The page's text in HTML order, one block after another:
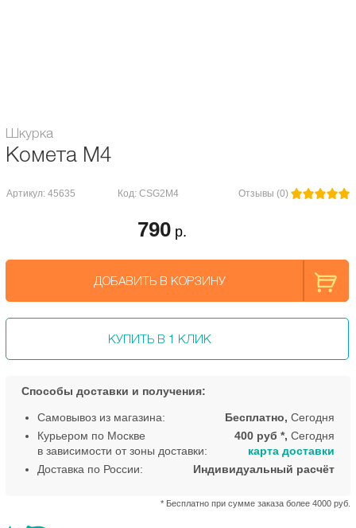
Шкурка
Комета М4
Артикул: 45635 Код: CSG2M4 Отзывы (0)
790 р.
ДОБАВИТЬ В КОРЗИНУ
КУПИТЬ В 1 КЛИК
Способы доставки и получения:
Самовывоз из магазина: Бесплатно, Сегодня
Курьером по Москве
в зависимости от зоны доставки:
400 руб *, Сегодня
* Бесплатно при сумме заказа более 4000 руб.
карта доставки
Доставка по России:
Индивидуальный расчёт